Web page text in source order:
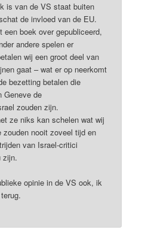
is van de VS staat buiten
de invloed van de EU.
een boek over gepubliceerd,
andere spelen er
wij een groot deel van
gaat – wat er op neerkomt
bezetting betalen die
Geneve de
zouden zijn.
ze niks kan schelen wat wij
nooit zoveel tijd en
van Israel-critici
zijn.
opinie in de VS ook, ik